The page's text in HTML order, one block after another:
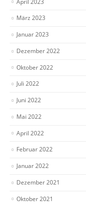
März 2023
Januar 2023
Dezember 2022
Oktober 2022
Juli 2022
Juni 2022
Mai 2022
April 2022
Februar 2022
Januar 2022
Dezember 2021
Oktober 2021